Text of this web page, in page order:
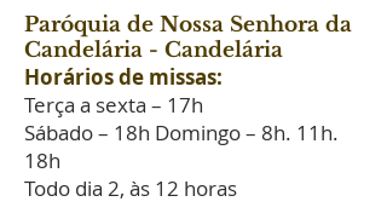
Paróquia de Nossa Senhora da
Candelária - Candelária
Horários de missas:
Terça a sexta – 17h
Sábado – 18h Domingo – 8h. 11h.
18h
Todo dia 2, às 12 horas